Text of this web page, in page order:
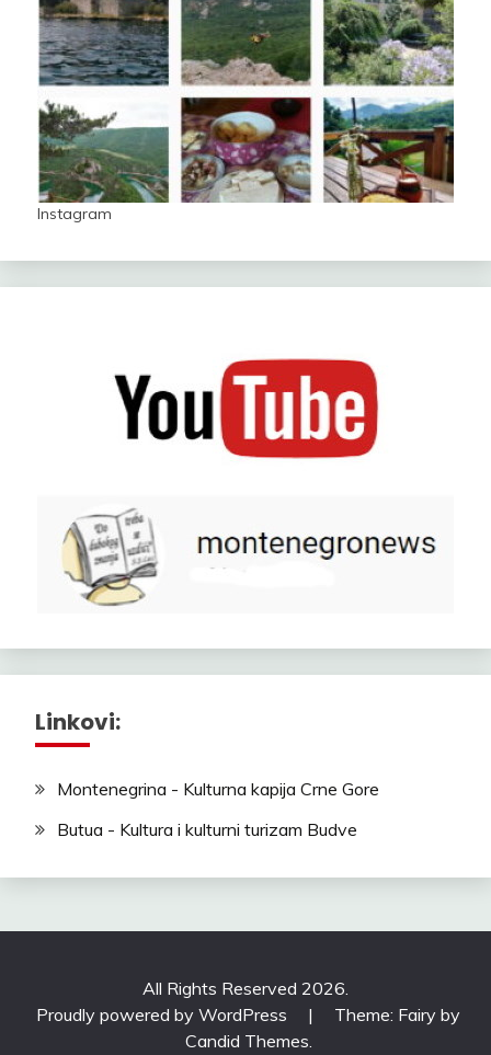
Instagram
Linkovi:
Montenegrina - Kulturna kapija Crne Gore
Butua - Kultura i kulturni turizam Budve
All Rights Reserved 2026.
Proudly powered by WordPress
|
Theme: Fairy by
Candid Themes.